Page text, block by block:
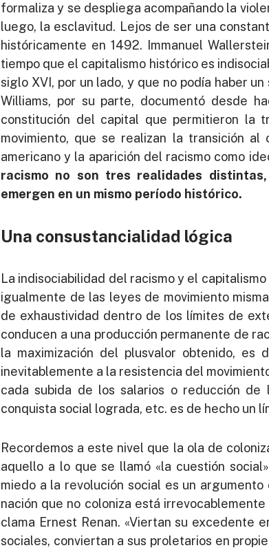
formaliza y se despliega acompañando la
luego, la esclavitud. Lejos de ser una
históricamente en 1492. Immanuel
tiempo que el capitalismo histórico es
siglo XVI, por un lado, y que no podía haber
Williams, por su parte, documentó desde
constitución del capital que permitieron la
movimiento, que se realizan la transición
americano y la aparición del racismo como
racismo no son tres realidades
emergen en un mismo período histórico.
Una consustancialidad lógica
La indisociabilidad del racismo y el
igualmente de las leyes de movimiento
de exhaustividad dentro de los límites de
conducen a una producción permanente de
la maximización del plusvalor obtenido, es
inevitablemente a la resistencia del
cada subida de los salarios o reducción
conquista social lograda, etc. es de hecho un
Recordemos a este nivel que la ola de
aquello a lo que se llamó «la cuestión
miedo a la revolución social es un
nación que no coloniza está
clama Ernest Renan. «Viertan su excedente
sociales, conviertan a sus proletarios en